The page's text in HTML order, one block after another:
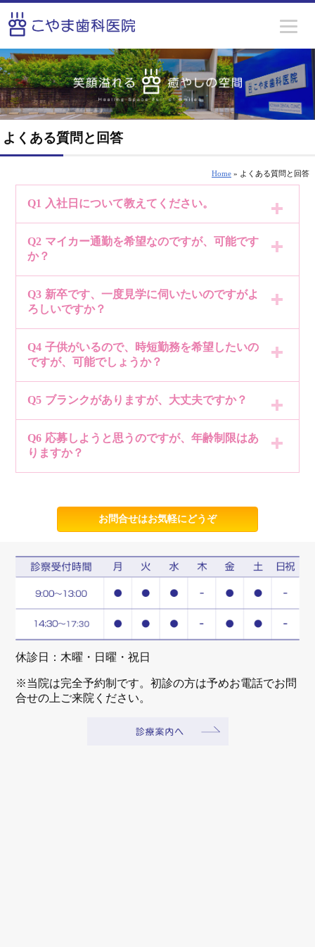
よくある質問と回答
Home » よくある質問と回答
Q1 入社日について教えてください。
入社日はその都度設定をしています。
まずは面接のご予約をお願いいたします。
転職の方については、現在の勤務状況もあるかと
Q2 マイカー通勤を希望なのですが、可能です
か？
マイカー通勤は基本的には可能です。
ただし通勤距離に制限を設けていますので、ご相
談ください。
Q3 新卒です、一度見学に伺いたいのですがよ
ろしいですか？
はい、見学は可能です。
ぜひ一度、当院の雰囲気や診療の様子を見学にお
越しください。
Q4 子供がいるので、時短勤務を希望したいの
ですが、可能でしょうか？
できる限り無理なく働ける職場にしたいと思って
正社員、パート共に勤務時間についてはご相談く
Q5 ブランクがありますが、大丈夫ですか？
ブランクがあっても、ご安心ください。
ブランクを取り戻せるよう練習、研修を取り入
Q6 応募しようと思うのですが、年齢制限はあ
りますか？
59歳以下としています。お問合せはお気軽にどうぞ
休診日：木曜・日曜・祝日
※当院は完全予約制です。初診の方は予めお電話でお問
合せの上ご来院ください。